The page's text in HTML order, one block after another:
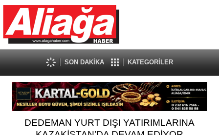
SON DAKİKA KATEGORİLER
DEDEMAN YURT DIŞI YATIRIMLARINA